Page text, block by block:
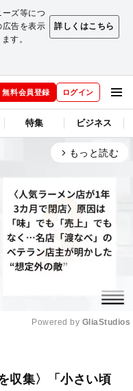
ズ等につ
広告を表示
す。
詳しくはこちら
無料会員登録 ログイン
特集 ビジネス
arrow_forward_ios もっと読む
Powered by GliaStudios
収集〉「小さい頃